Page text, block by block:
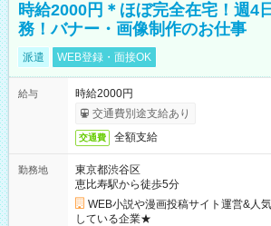
時給2000円＊ほぼ完全在宅！週4
務！バナー・画像制作のお仕事
派遣 WEB登録・面接OK
給与
時給2000円
交通費別途支給あり
交通費 全額支給
勤務地
東京都渋谷区
恵比寿駅から徒歩5分
WEB小説や漫画投稿サイト運営&人
している企業★